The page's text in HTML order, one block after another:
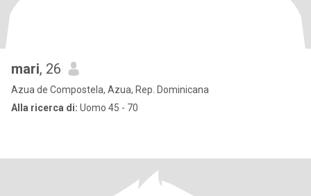
mari, 26
Azua de Compostela, Azua, Rep. Dominicana
Alla ricerca di: Uomo 45 - 70